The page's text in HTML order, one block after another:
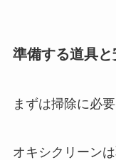
準備する道具
まずは掃除に必
オキシクリーン